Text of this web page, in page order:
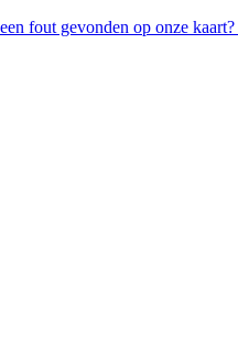
fout gevonden op onze